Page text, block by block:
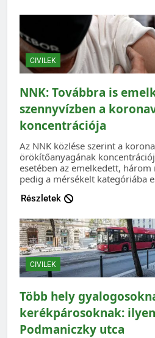
CIVILEK
NNK: Továbbra is
szennyvízben a
koncentrációja
Az NNK közlése szerint a
örökítőanyagának
esetében az emelkedett,
pedig a mérsékelt kategóriába
Részletek
CIVILEK
Több hely
kerékpárosoknak:
Podmaniczky utca